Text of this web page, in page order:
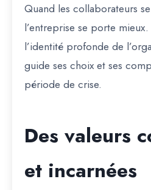
Quand les collaborateurs
l’entreprise se porte
l’identité profonde de
guide ses choix et ses
période de crise.
Des valeurs
et incarnées